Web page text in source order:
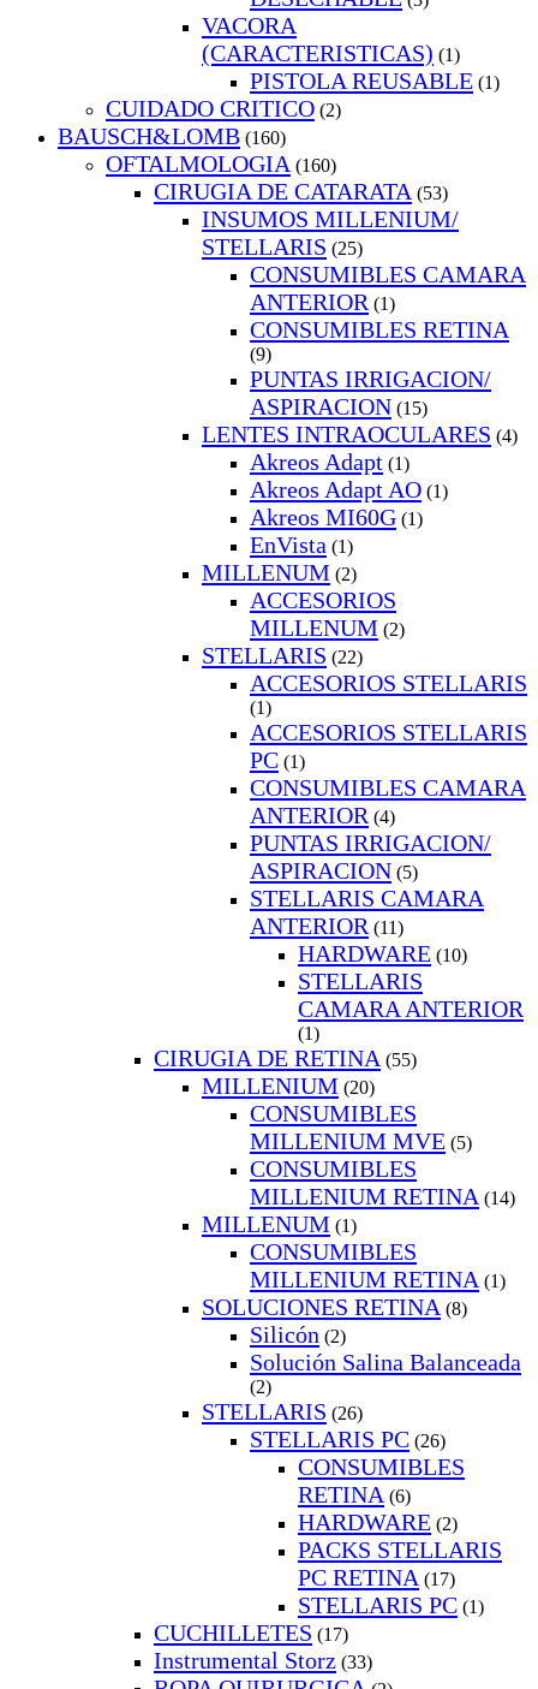
VACORA
(CARACTERISTICAS) (1)
PISTOLA REUSABLE (1)
CUIDADO CRITICO (2)
BAUSCH&LOMB (160)
OFTALMOLOGIA (160)
CIRUGIA DE CATARATA (53)
INSUMOS MILLENIUM/
STELLARIS (25)
CONSUMIBLES CAMARA
ANTERIOR (1)
CONSUMIBLES RETINA
(9)
PUNTAS IRRIGACION/
ASPIRACION (15)
LENTES INTRAOCULARES (4)
Akreos Adapt (1)
Akreos Adapt AO (1)
Akreos MI60G (1)
EnVista (1)
MILLENUM (2)
ACCESORIOS
MILLENUM (2)
STELLARIS (22)
ACCESORIOS STELLARIS
(1)
ACCESORIOS STELLARIS
PC (1)
CONSUMIBLES CAMARA
ANTERIOR (4)
PUNTAS IRRIGACION/
ASPIRACION (5)
STELLARIS CAMARA
ANTERIOR (11)
HARDWARE (10)
STELLARIS
CAMARA ANTERIOR
(1)
CIRUGIA DE RETINA (55)
MILLENIUM (20)
CONSUMIBLES
MILLENIUM MVE (5)
CONSUMIBLES
MILLENIUM RETINA (14)
MILLENUM (1)
CONSUMIBLES
MILLENIUM RETINA (1)
SOLUCIONES RETINA (8)
Silicón (2)
Solución Salina Balanceada
(2)
STELLARIS (26)
STELLARIS PC (26)
CONSUMIBLES
RETINA (6)
HARDWARE (2)
PACKS STELLARIS
PC RETINA (17)
STELLARIS PC (1)
CUCHILLETES (17)
Instrumental Storz (33)